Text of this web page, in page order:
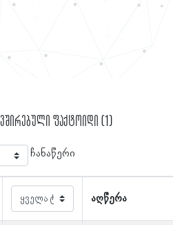
ფაქტოიდი (1)
ჩანაწერი
აღწერა